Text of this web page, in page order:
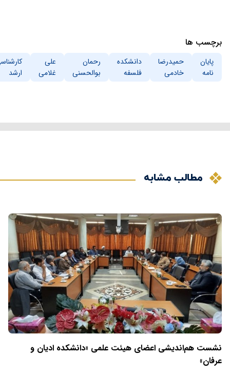
برچسب ها
پایان
نامه
حمیدرضا
خادمی
دانشکده
فلسفه
رحمان
بوالحسنی
علی
غلامی
ارشد
مطالب مشابه
نشست هم‌اندیشی اعضای هیئت علمی «دانشکده ادیان و
عرفان»